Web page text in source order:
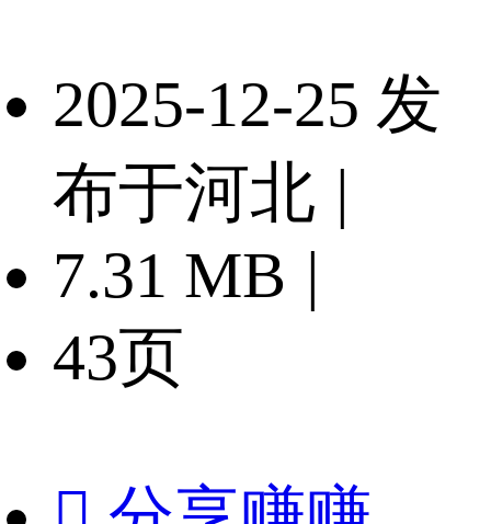
2025-12-25 发
布于河北 |
7.31 MB |
43页